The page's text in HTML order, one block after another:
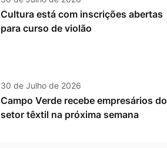
Cultura está com inscrições abertas
para curso de violão
30 de Julho de 2026
Campo Verde recebe empresários do
setor têxtil na próxima semana